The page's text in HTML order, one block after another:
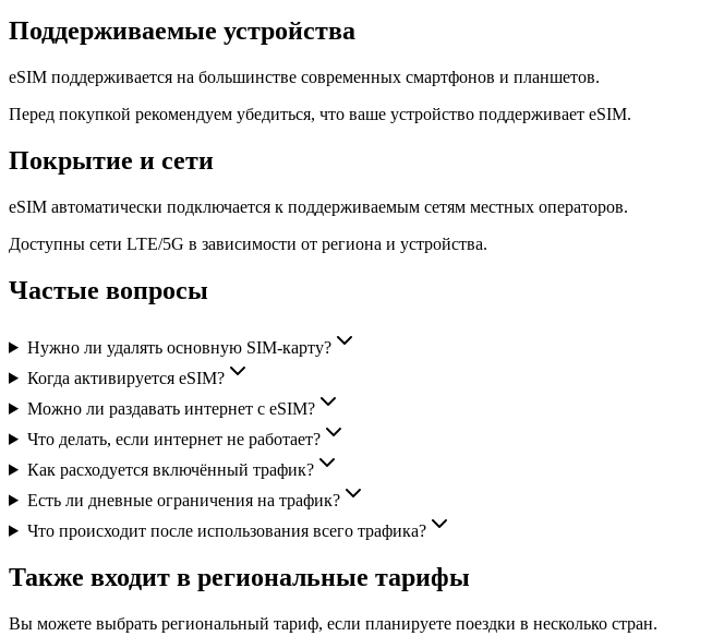
Поддерживаемые устройства
eSIM поддерживается на большинстве современных смартфонов и планшетов.
Перед покупкой рекомендуем убедиться, что ваше устройство поддерживает eSIM.
Покрытие и сети
eSIM автоматически подключается к поддерживаемым сетям местных операторов.
Доступны сети LTE/5G в зависимости от региона и устройства.
Частые вопросы
Нужно ли удалять основную SIM-карту?
Когда активируется eSIM?
Можно ли раздавать интернет с eSIM?
Что делать, если интернет не работает?
Как расходуется включённый трафик?
Есть ли дневные ограничения на трафик?
Что происходит после использования всего трафика?
Также входит в региональные тарифы
Вы можете выбрать региональный тариф, если планируете поездки в несколько стран.